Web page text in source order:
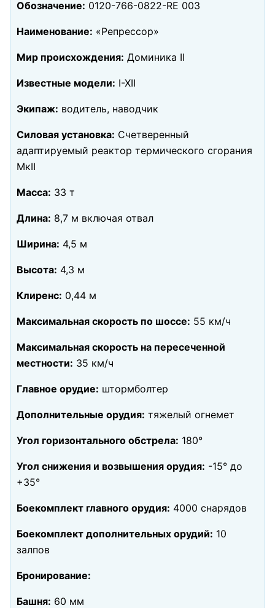
Обозначение: 0120-766-0822-RE 003
Наименование: «Репрессор»
Мир происхождения: Доминика II
Известные модели: I-XII
Экипаж: водитель, наводчик
Силовая установка: Счетверенный
адаптируемый реактор термического сгорания
МкII
Масса: 33 т
Длина: 8,7 м включая отвал
Ширина: 4,5 м
Высота: 4,3 м
Клиренс: 0,44 м
Максимальная скорость по шоссе: 55 км/ч
Максимальная скорость на пересеченной
местности: 35 км/ч
Главное орудие: штормболтер
Дополнительные орудия: тяжелый огнемет
Угол горизонтального обстрела: 180°
Угол снижения и возвышения орудия: -15° до
+35°
Боекомплект главного орудия: 4000 снарядов
Боекомплект дополнительных орудий: 10
залпов
Бронирование:
Башня: 60 мм